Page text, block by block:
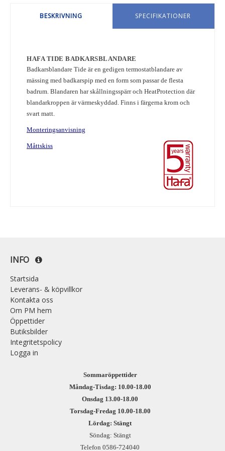
BESKRIVNING SPECIFIKATIONER
HAFA TIDE BADKARSBLANDARE
Badkarsblandare Tide är en gedigen termostatblandare av
mässing med badkarspip med en form som passar de flesta
badrum. Blandaren har skållningsspärr och HeatProtection där
blandarkroppen är värmeskyddad. Finns i färgerna krom och
svart matt.
Monteringsanvisning
Måttskiss
INFO
Startsida
Leverans- & köpvillkor
Kontakta oss
Om PM hem
Öppettider
Butiksbilder
Integritetspolicy
Logga in
Sommaröppettider
Måndag-Tisdag: 10.00-18.00
Onsdag 13.00-18.00
Torsdag-Fredag 10.00-18.00
Lördag: Stängt
Söndag: Stängt
Telefon 0586-724040